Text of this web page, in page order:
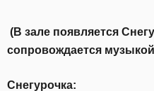
(В зале появляется
сопровождается
Снегурочка: